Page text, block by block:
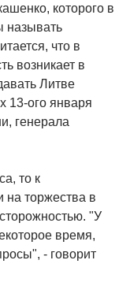
которого в
называть
что в
возникает в
Литве
13-ого января
генерала
то к
на торжества в
"У
время,
- говорит